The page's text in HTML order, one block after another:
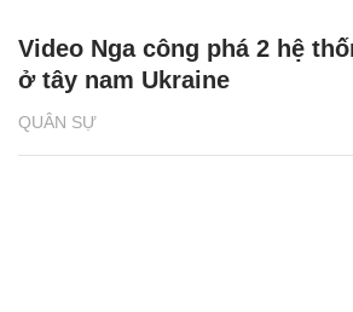
QUÂN SỰ
Video Nga công phá 2 hệ
ở tây nam Ukraine